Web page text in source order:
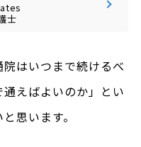
士
はいつまで続けるべ
えばよいのか」とい
思います。